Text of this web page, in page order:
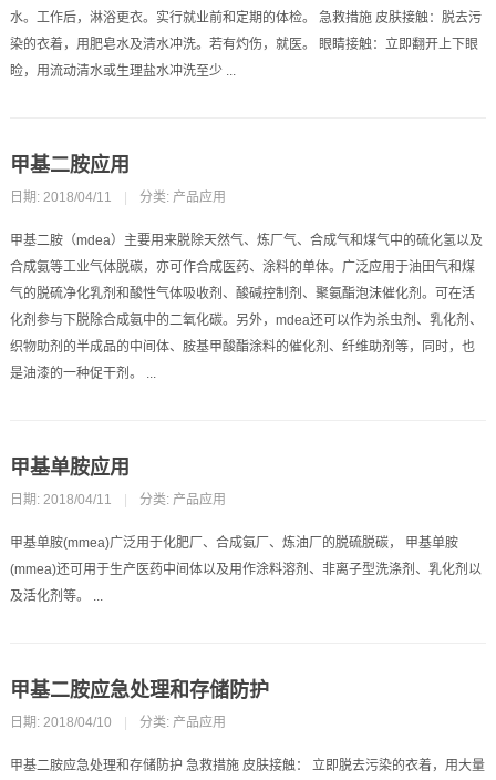
水。工作后，淋浴更衣。实行就业前和定期的体检。 急救措施 皮肤接触：脱去污
染的衣着，用肥皂水及清水冲洗。若有灼伤，就医。 眼睛接触：立即翻开上下眼
睑，用流动清水或生理盐水冲洗至少 ...
甲基二胺应用
日期: 2018/04/11 分类: 产品应用
甲基二胺（mdea）主要用来脱除天然气、炼厂气、合成气和煤气中的硫化氢以及
合成氨等工业气体脱碳，亦可作合成医药、涂料的单体。广泛应用于油田气和煤
气的脱硫净化乳剂和酸性气体吸收剂、酸碱控制剂、聚氨酯泡沫催化剂。可在活
化剂参与下脱除合成氨中的二氧化碳。另外，mdea还可以作为杀虫剂、乳化剂、
织物助剂的半成品的中间体、胺基甲酸酯涂料的催化剂、纤维助剂等，同时，也
是油漆的一种促干剂。 ...
甲基单胺应用
日期: 2018/04/11 分类: 产品应用
甲基单胺(mmea)广泛用于化肥厂、合成氨厂、炼油厂的脱硫脱碳， 甲基单胺
(mmea)还可用于生产医药中间体以及用作涂料溶剂、非离子型洗涤剂、乳化剂以
及活化剂等。 ...
甲基二胺应急处理和存储防护
日期: 2018/04/10 分类: 产品应用
甲基二胺应急处理和存储防护 急救措施 皮肤接触： 立即脱去污染的衣着，用大量